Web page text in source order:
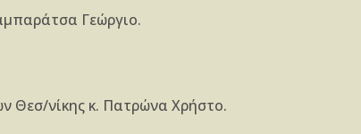
Γεώργιο.
Θεσ/νίκης κ. Πατρώνα Χρήστο.